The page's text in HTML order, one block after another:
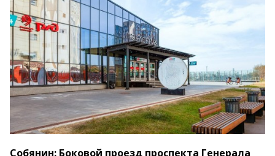
Собянин: Боковой проезд проспекта Генерала